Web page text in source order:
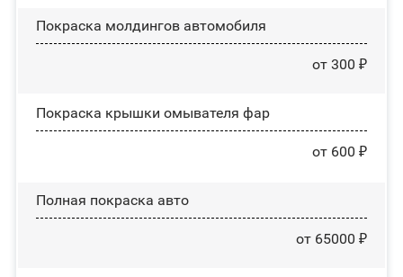
Покраска молдингов автомобиля
от 300 ₽
Покраска крышки омывателя фар
от 600 ₽
Полная покраска авто
от 65000 ₽